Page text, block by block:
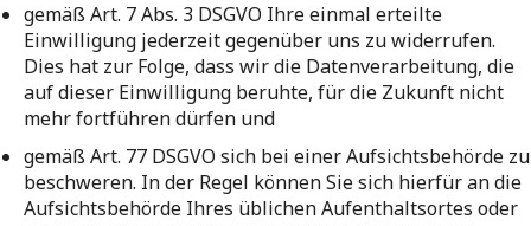
gemäß Art. 7 Abs. 3 DSGVO Ihre einmal erteilte
Einwilligung jederzeit gegenüber uns zu widerrufen.
Dies hat zur Folge, dass wir die Datenverarbeitung, die
auf dieser Einwilligung beruhte, für die Zukunft nicht
mehr fortführen dürfen und
gemäß Art. 77 DSGVO sich bei einer Aufsichtsbehörde zu
beschweren. In der Regel können Sie sich hierfür an die
Aufsichtsbehörde Ihres üblichen Aufenthaltsortes oder